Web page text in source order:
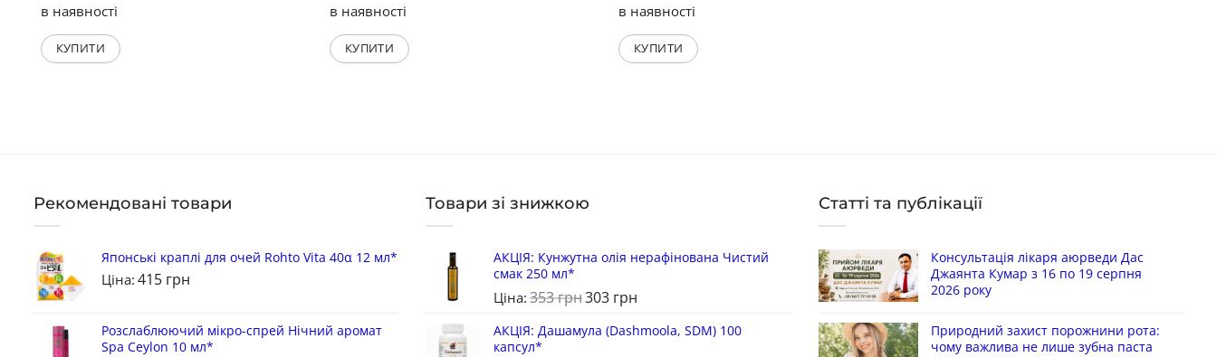
в наявності
КУПИТИ
в наявності
КУПИТИ
в наявності
КУПИТИ
Рекомендовані товари
Японські краплі для очей Rohto Vita 40α 12 мл*
Ціна: 415 грн
Розслаблюючий мікро-спрей Нічний аромат
Spa Ceylon 10 мл*
Товари зі знижкою
АКЦІЯ: Кунжутна олія нерафінована Чистий
смак 250 мл*
Ціна: 353грн303 грн
АКЦІЯ: Дашамула (Dashmoola, SDM) 100
капсул*
Статті та публікації
Консультація лікаря аюрведи Дас
Джаянта Кумар з 16 по 19 серпня
2026 року
Природний захист порожнини рота:
чому важлива не лише зубна паста